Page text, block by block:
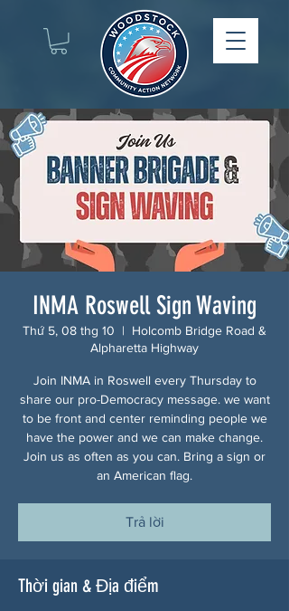
INMA Roswell Sign Waving
Thứ 5, 08 thg 10
  |
Holcomb Bridge Road &
Alpharetta Highway
Join INMA in Roswell every Thursday to
share our pro-Democracy message. we want
to be front and center reminding people we
have the power and we can make change.
Join us as often as you can. Bring a sign or
an American flag.
Trả lời
Thời gian & Địa điểm